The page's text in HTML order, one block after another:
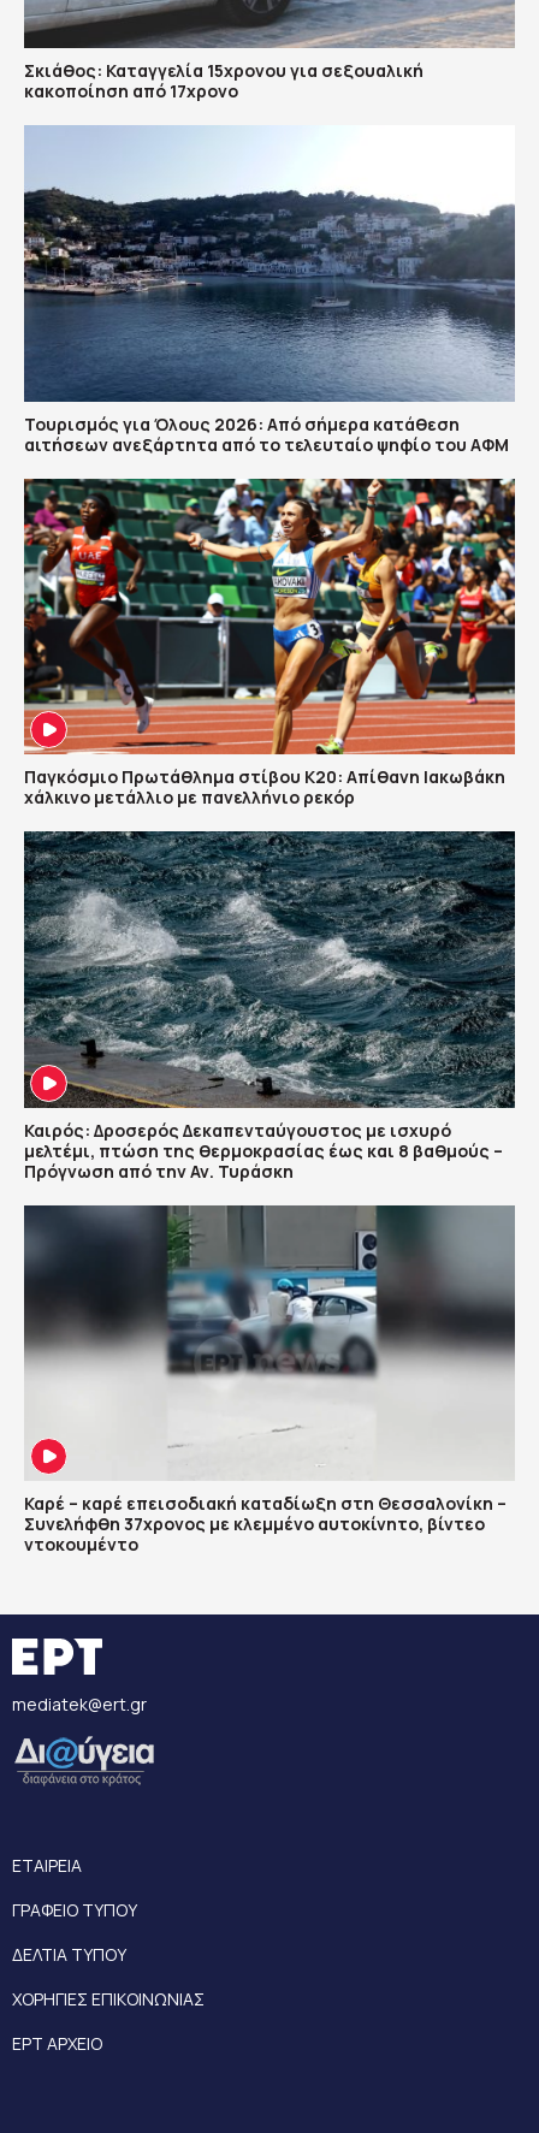
Σκιάθος: Καταγγελία 15χρονου για σεξουαλική
κακοποίηση από 17χρονο
Τουρισμός για Όλους 2026: Από σήμερα κατάθεση
αιτήσεων ανεξάρτητα από το τελευταίο ψηφίο του ΑΦΜ
Παγκόσμιο Πρωτάθλημα στίβου Κ20: Απίθανη Ιακωβάκη
χάλκινο μετάλλιο με πανελλήνιο ρεκόρ
Καιρός: Δροσερός Δεκαπενταύγουστος με ισχυρό
μελτέμι, πτώση της θερμοκρασίας έως και 8 βαθμούς –
Πρόγνωση από την Αν. Τυράσκη
Καρέ – καρέ επεισοδιακή καταδίωξη στη Θεσσαλονίκη –
Συνελήφθη 37χρονος με κλεμμένο αυτοκίνητο, βίντεο
ντοκουμέντο
mediatek@ert.gr
ΕΤΑΙΡΕΙΑ
ΓΡΑΦΕΙΟ ΤΥΠΟΥ
ΔΕΛΤΙΑ ΤΥΠΟΥ
ΧΟΡΗΓΙΕΣ ΕΠΙΚΟΙΝΩΝΙΑΣ
ΕΡΤ ΑΡΧΕΙΟ